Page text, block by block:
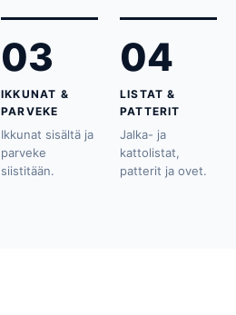
03
IKKUNAT &
PARVEKE
Ikkunat sisältä ja
parveke
siistitään.
04
LISTAT &
PATTERIT
Jalka- ja
kattolistat,
patterit ja ovet.